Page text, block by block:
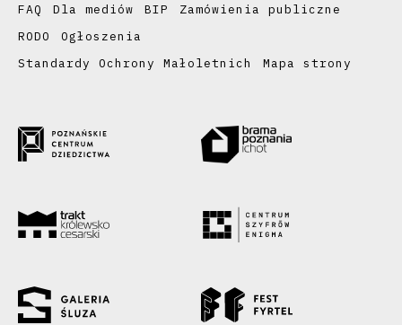
FAQ Dla mediów BIP
Zamówienia publiczne
RODO
Ogłoszenia
Standardy Ochrony Małoletnich
Mapa strony